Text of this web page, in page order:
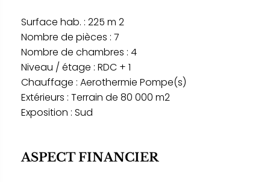
Surface hab. : 225 m 2
Nombre de pièces : 7
Nombre de chambres : 4
Niveau / étage : RDC + 1
Chauffage : Aerothermie Pompe(s)
Extérieurs : Terrain de 80 000 m2
Exposition : Sud
ASPECT FINANCIER